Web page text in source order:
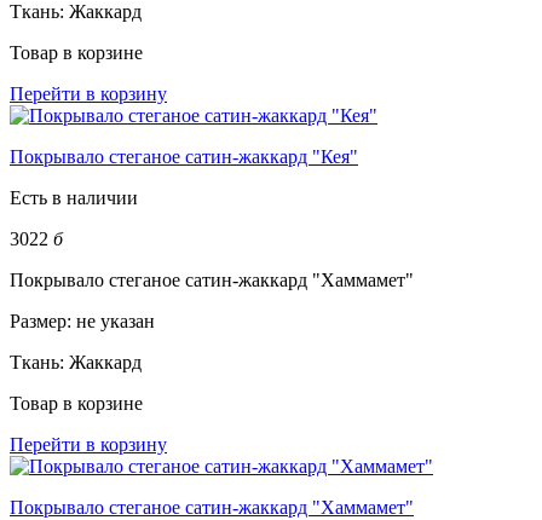
Ткань: Жаккард
Товар в корзине
Перейти в корзину
Покрывало стеганое сатин-жаккард "Кея"
Есть в наличии
3022 б
Покрывало стеганое сатин-жаккард "Хаммамет"
Размер: не указан
Ткань: Жаккард
Товар в корзине
Перейти в корзину
Покрывало стеганое сатин-жаккард "Хаммамет"